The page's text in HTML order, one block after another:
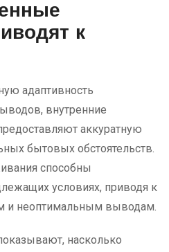
к
адаптивность
внутренние
аккуратную
бытовых обстоятельств.
способны
условиях, приводя к
и неоптимальным выводам.
насколько